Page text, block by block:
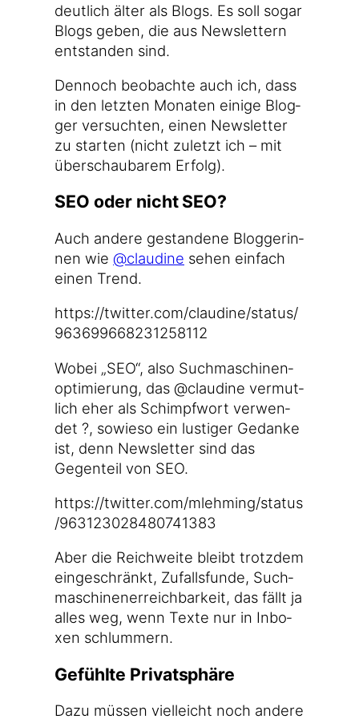
deut­lich älter als Blogs. Es soll sogar
Blogs geben, die aus News­let­tern
ent­stan­den sind.
Den­noch beob­ach­te auch ich, dass
in den letz­ten Mona­ten eini­ge Blog­
ger ver­such­ten, einen News­let­ter
zu star­ten (nicht zuletzt ich – mit
über­schau­ba­rem Erfolg).
SEO oder nicht SEO?
Auch ande­re gestan­de­ne Blog­ge­rin­
nen wie @claudine sehen ein­fach
einen Trend.
https://​twit​ter​.com/​c​l​a​u​d​i​n​e​/​s​t​a​t​u​s​/​
9​6​3​6​9​9​6​6​8​2​3​1​2​5​8​112
Wobei „SEO“, also Such­ma­schi­nen­
op­ti­mie­rung, das @claudine ver­mut­
lich eher als Schimpf­wort ver­wen­
det ?, sowie­so ein lus­ti­ger Gedan­ke
ist, denn News­let­ter sind das
Gegen­teil von SEO.
https://​twit​ter​.com/​m​l​e​h​m​i​n​g​/​s​t​a​t​u​s​
/​9​6​3​1​2​3​0​2​8​4​8​0​7​4​1​383
Aber die Reich­wei­te bleibt trotz­dem
ein­ge­schränkt, Zufalls­fun­de, Such­
ma­schi­nen­er­reich­bar­keit, das fällt ja
alles weg, wenn Tex­te nur in Inbo­
xen schlummern.
Gefühlte Privatsphäre
Dazu müs­sen viel­leicht noch ande­re